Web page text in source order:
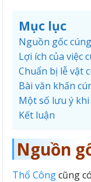
Mục lục
Nguồn gốc
Lợi ích của việc
Chuẩn bị lễ vật
Bài văn khấn
Một số lưu ý
Kết luận
Nguồn
Thổ Côngcũng